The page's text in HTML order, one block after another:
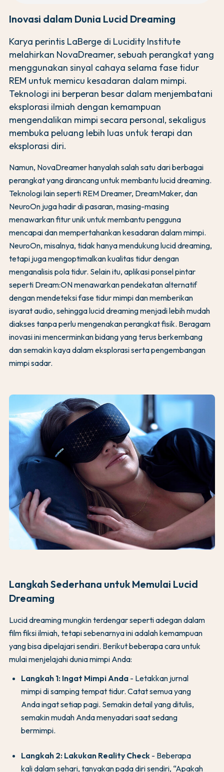
Inovasi dalam Dunia Lucid Dreaming
Karya perintis LaBerge di Lucidity Institute
melahirkan NovaDreamer, sebuah perangkat yang
menggunakan sinyal cahaya selama fase tidur
REM untuk memicu kesadaran dalam mimpi.
Teknologi ini berperan besar dalam menjembatani
eksplorasi ilmiah dengan kemampuan
mengendalikan mimpi secara personal, sekaligus
membuka peluang lebih luas untuk terapi dan
eksplorasi diri.
Namun, NovaDreamer hanyalah salah satu dari berbagai
perangkat yang dirancang untuk membantu lucid dreaming.
Teknologi lain seperti REM Dreamer, DreamMaker, dan
NeuroOn juga hadir di pasaran, masing-masing
menawarkan fitur unik untuk membantu pengguna
mencapai dan mempertahankan kesadaran dalam mimpi.
NeuroOn, misalnya, tidak hanya mendukung lucid dreaming,
tetapi juga mengoptimalkan kualitas tidur dengan
menganalisis pola tidur. Selain itu, aplikasi ponsel pintar
seperti Dream:ON menawarkan pendekatan alternatif
dengan mendeteksi fase tidur mimpi dan memberikan
isyarat audio, sehingga lucid dreaming menjadi lebih mudah
diakses tanpa perlu mengenakan perangkat fisik. Beragam
inovasi ini mencerminkan bidang yang terus berkembang
dan semakin kaya dalam eksplorasi serta pengembangan
mimpi sadar.
Langkah Sederhana untuk Memulai Lucid
Dreaming
Lucid dreaming mungkin terdengar seperti adegan dalam
film fiksi ilmiah, tetapi sebenarnya ini adalah kemampuan
yang bisa dipelajari sendiri. Berikut beberapa cara untuk
mulai menjelajahi dunia mimpi Anda:
Langkah 1: Ingat Mimpi Anda - Letakkan jurnal
mimpi di samping tempat tidur. Catat semua yang
Anda ingat setiap pagi. Semakin detail yang ditulis,
semakin mudah Anda menyadari saat sedang
bermimpi.
Langkah 2: Lakukan Reality Check - Beberapa
kali dalam sehari, tanyakan pada diri sendiri, “Apakah